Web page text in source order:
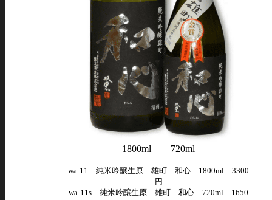
1800ml 720ml
wa-11 純米吟醸生原 雄町 和心 1800ml 3300
円
wa-11s
純米吟醸生原 雄町 和心 720ml 1650